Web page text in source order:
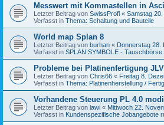
Messwert mit Kommastellen in
Letzter Beitrag von SwissProfi « Samstag
Verfasst in Thema: Schaltung und Bauteile
World map Splan 8
Letzter Beitrag von burhan « Donnerstag 28.
Verfasst in SPLAN SYMBOLE - Tauschbörse
Probleme bei Platinenfertigung
Letzter Beitrag von Chris66 « Freitag 8.
Verfasst in Thema: Platinenherstellung /
Vorhandene Steuerung PL 4.0
Letzter Beitrag von lawi « Mittwoch 22.
Verfasst in Kundenspezifische Jobangebote